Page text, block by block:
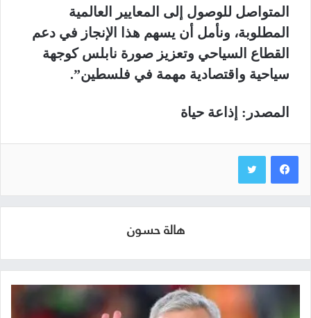
المتواصل للوصول إلى المعايير العالمية
المطلوبة، ونأمل أن يسهم هذا الإنجاز في دعم
القطاع السياحي وتعزيز صورة نابلس كوجهة
سياحية واقتصادية مهمة في فلسطين”.
المصدر: إذاعة حياة
هالة حسون